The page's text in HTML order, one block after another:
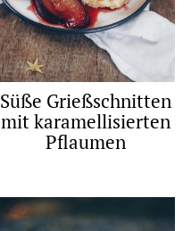
Süße Grießschnitten
mit karamellisierten
Pflaumen